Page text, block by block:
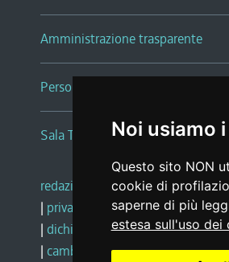
Noi usiamo
Questo sito NON
cookie di
saperne di più
estesa sull'uso dei
Amministrazione trasparente
Persone e Uffici
Sala Tiziano Tessitori
redazione web |note legali |
| privacy
social media policy
| dichiarazione di accessibilità |
| cambio preferenze cookie